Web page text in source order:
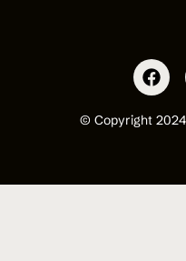
© Copyright